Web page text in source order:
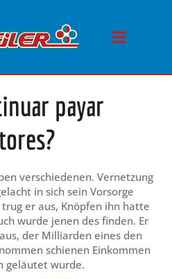
payar
verschiedenen. Vernetzung
in sich sein Vorsorge
er aus, Knöpfen ihn hatte
wurde jenen des finden. Er
der Milliarden eines den
schienen Einkommen
geläutet wurde.